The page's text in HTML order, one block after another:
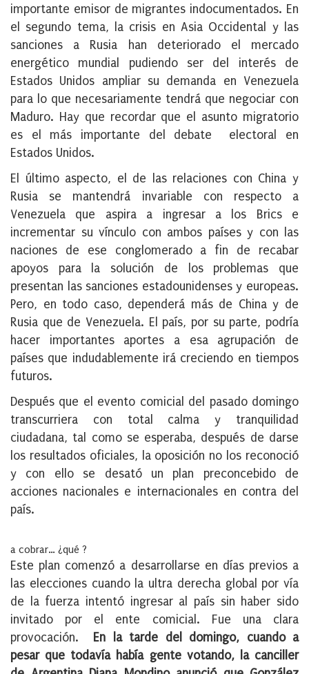
importante emisor de migrantes indocumentados. En
el segundo tema, la crisis en Asia Occidental y las
sanciones a Rusia han deteriorado el mercado
energético mundial pudiendo ser del interés de
Estados Unidos ampliar su demanda en Venezuela
para lo que necesariamente tendrá que negociar con
Maduro. Hay que recordar que el asunto migratorio
es el más importante del debate electoral en
Estados Unidos.
El último aspecto, el de las relaciones con China y
Rusia se mantendrá invariable con respecto a
Venezuela que aspira a ingresar a los Brics e
incrementar su vínculo con ambos países y con las
naciones de ese conglomerado a fin de recabar
apoyos para la solución de los problemas que
presentan las sanciones estadounidenses y europeas.
Pero, en todo caso, dependerá más de China y de
Rusia que de Venezuela. El país, por su parte, podría
hacer importantes aportes a esa agrupación de
países que indudablemente irá creciendo en tiempos
futuros.
Después que el evento comicial del pasado domingo
transcurriera con total calma y tranquilidad
ciudadana, tal como se esperaba, después de darse
los resultados oficiales, la oposición no los reconoció
y con ello se desató un plan preconcebido de
acciones nacionales e internacionales en contra del
país.
a cobrar… ¿qué ?
Este plan comenzó a desarrollarse en días previos a
las elecciones cuando la ultra derecha global por vía
de la fuerza intentó ingresar al país sin haber sido
invitado por el ente comicial. Fue una clara
provocación.
En la tarde del domingo, cuando a
pesar que todavía había gente votando, la canciller